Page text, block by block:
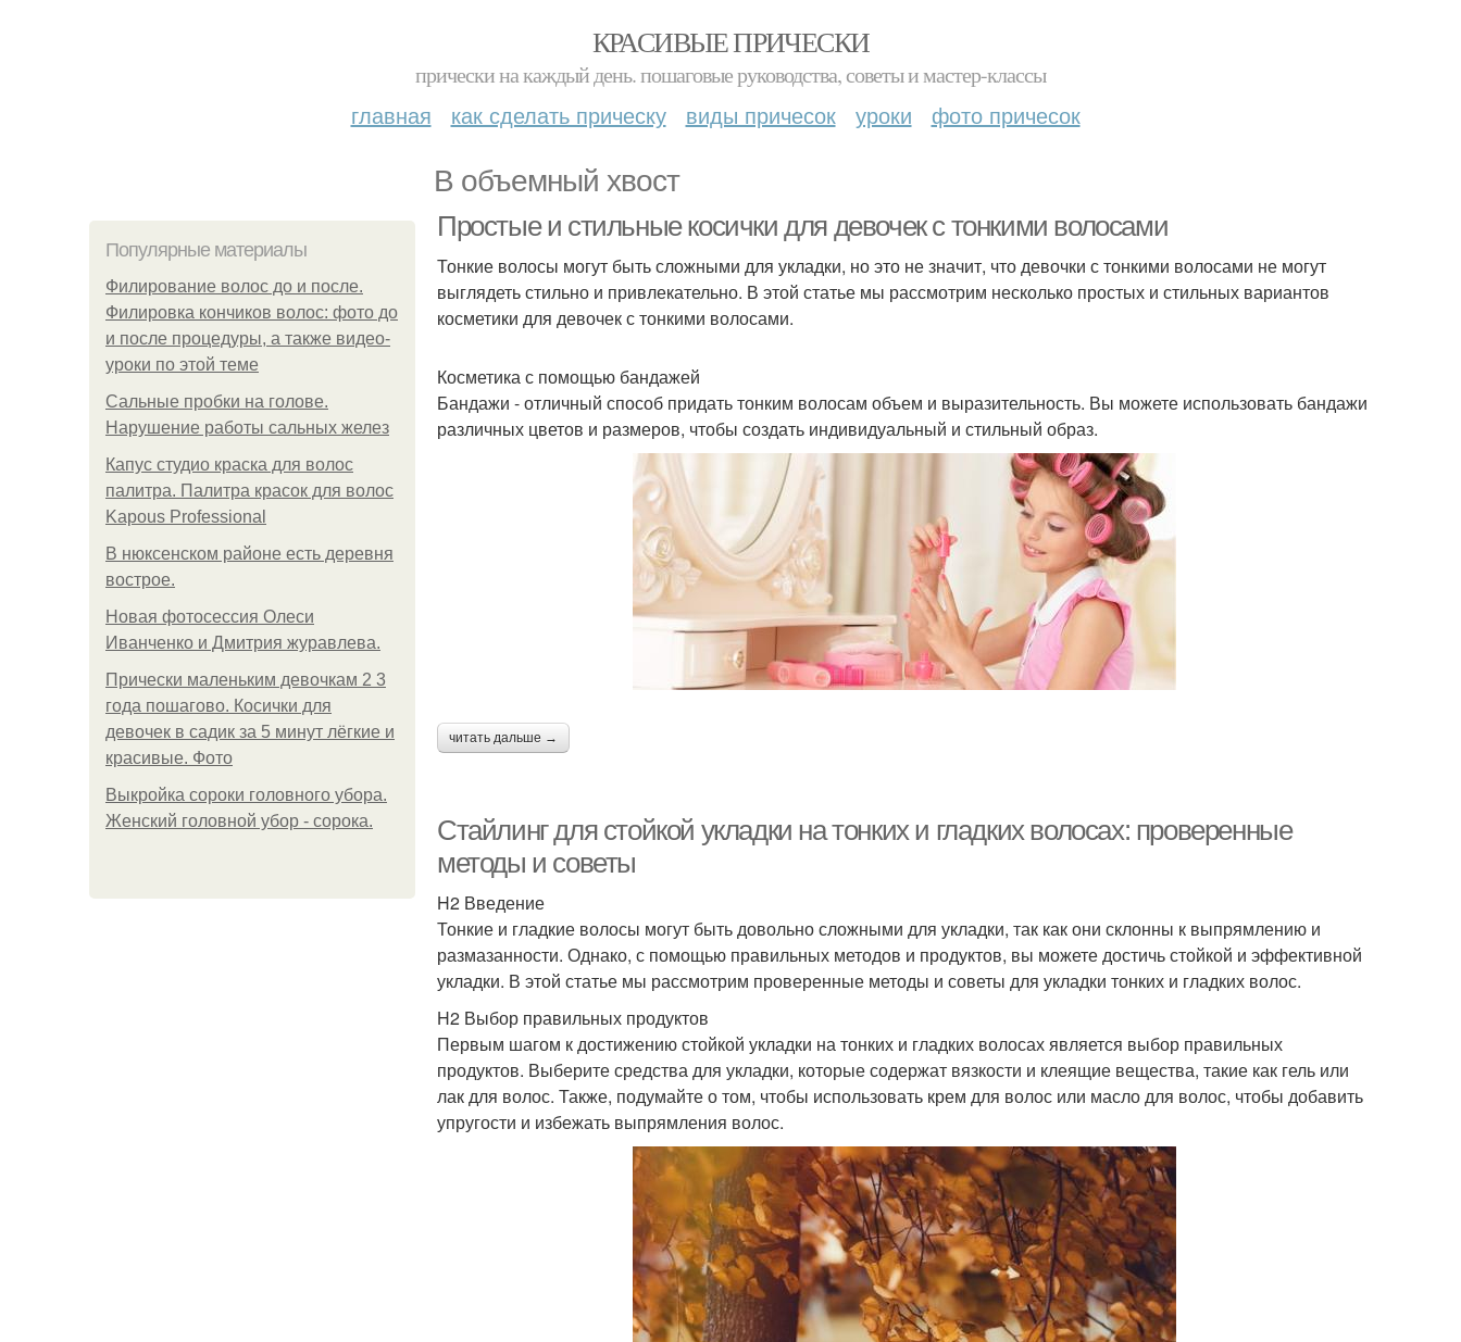
КРАСИВЫЕ ПРИЧЕСКИ
прически на каждый день. пошаговые руководства, советы и мастер-классы
главная как сделать прическу виды причесок уроки фото причесок
В объемный хвост
Популярные материалы
Филирование волос до и после.
Филировка кончиков волос: фото до
и после процедуры, а также видео-
уроки по этой теме
Сальные пробки на голове.
Нарушение работы сальных желез
Капус студио краска для волос
палитра. Палитра красок для волос
Kapous Professional
В нюксенском районе есть деревня
вострое.
Новая фотосессия Олеси
Иванченко и Дмитрия журавлева.
Прически маленьким девочкам 2 3
года пошагово. Косички для
девочек в садик за 5 минут лёгкие и
красивые. Фото
Выкройка сороки головного убора.
Женский головной убор - сорока.
Простые и стильные косички для девочек с тонкими волосами
Тонкие волосы могут быть сложными для укладки, но это не значит, что девочки с тонкими волосами не могут
выглядеть стильно и привлекательно. В этой статье мы рассмотрим несколько простых и стильных вариантов
косметики для девочек с тонкими волосами.
Косметика с помощью бандажей
Бандажи - отличный способ придать тонким волосам объем и выразительность. Вы можете использовать бандажи
различных цветов и размеров, чтобы создать индивидуальный и стильный образ.
читать дальше →
Стайлинг для стойкой укладки на тонких и гладких волосах: проверенные
методы и советы
H2 Введение
Тонкие и гладкие волосы могут быть довольно сложными для укладки, так как они склонны к выпрямлению и
размазанности. Однако, с помощью правильных методов и продуктов, вы можете достичь стойкой и эффективной
укладки. В этой статье мы рассмотрим проверенные методы и советы для укладки тонких и гладких волос.
H2 Выбор правильных продуктов
Первым шагом к достижению стойкой укладки на тонких и гладких волосах является выбор правильных
продуктов. Выберите средства для укладки, которые содержат вязкости и клеящие вещества, такие как гель или
лак для волос. Также, подумайте о том, чтобы использовать крем для волос или масло для волос, чтобы добавить
упругости и избежать выпрямления волос.